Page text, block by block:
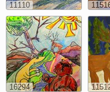
11110
16294